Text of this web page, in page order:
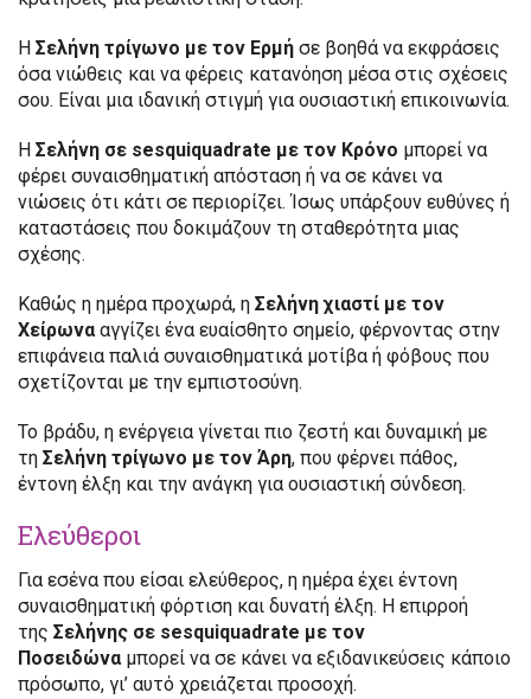
Η Σελήνη τρίγωνο με τον Ερμή σε βοηθά να εκφράσεις
όσα νιώθεις και να φέρεις κατανόηση μέσα στις σχέσεις
σου. Είναι μια ιδανική στιγμή για ουσιαστική επικοινωνία.
Η Σελήνη σε sesquiquadrate με τον Κρόνο μπορεί να
φέρει συναισθηματική απόσταση ή να σε κάνει να
νιώσεις ότι κάτι σε περιορίζει. Ίσως υπάρξουν ευθύνες ή
καταστάσεις που δοκιμάζουν τη σταθερότητα μιας
σχέσης.
Καθώς η ημέρα προχωρά, η Σελήνη χιαστί με τον
Χείρωνααγγίζει ένα ευαίσθητο σημείο, φέρνοντας στην
επιφάνεια παλιά συναισθηματικά μοτίβα ή φόβους που
σχετίζονται με την εμπιστοσύνη.
Το βράδυ, η ενέργεια γίνεται πιο ζεστή και δυναμική με
τη Σελήνη τρίγωνο με τον Άρη, που φέρνει πάθος,
έντονη έλξη και την ανάγκη για ουσιαστική σύνδεση.
Ελεύθεροι
Για εσένα που είσαι ελεύθερος, η ημέρα έχει έντονη
συναισθηματική φόρτιση και δυνατή έλξη. Η επιρροή
της Σελήνης σε sesquiquadrate με τον
Ποσειδώναμπορεί να σε κάνει να εξιδανικεύσεις κάποιο
πρόσωπο, γι’ αυτό χρειάζεται προσοχή.